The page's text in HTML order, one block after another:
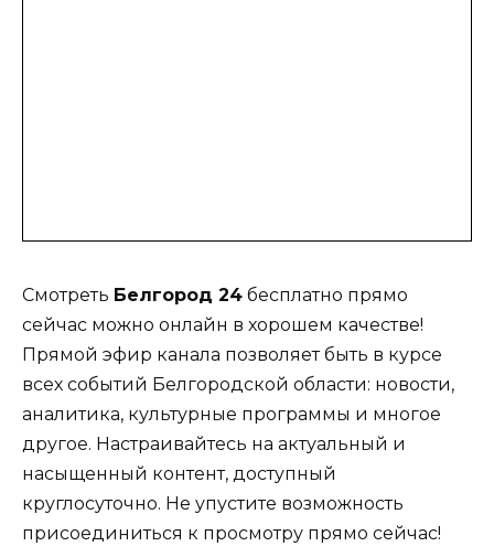
Смотреть Белгород 24 бесплатно прямо
сейчас можно онлайн в хорошем качестве!
Прямой эфир канала позволяет быть в курсе
всех событий Белгородской области: новости,
аналитика, культурные программы и многое
другое. Настраивайтесь на актуальный и
насыщенный контент, доступный
круглосуточно. Не упустите возможность
присоединиться к просмотру прямо сейчас!